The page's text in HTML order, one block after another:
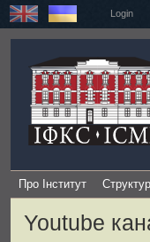
Login
Про Інститут
Youtube